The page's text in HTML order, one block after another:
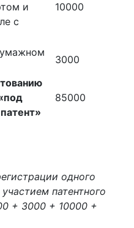
и
с
10000
3000
85000
одного
патентного
+ 3000 + 10000 +